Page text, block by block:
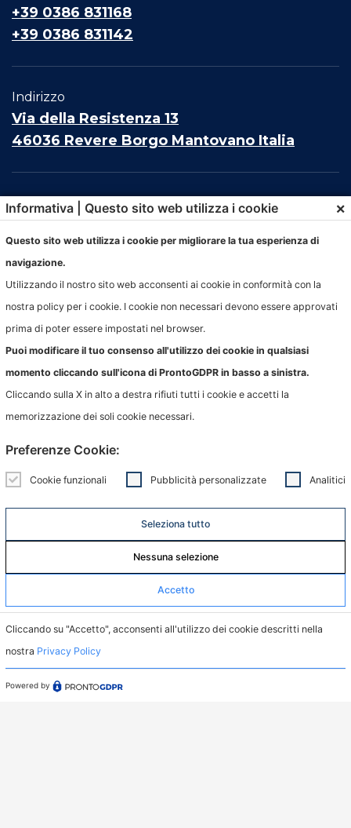
+39 0386 831168
+39 0386 831142
Indirizzo
Via della Resistenza 13
46036 Revere Borgo Mantovano Italia
© PigozziTech Srl
All rights reserved.
Privacy e cookie | developed byLUNA
Menu
Dove Operiamo
News
Informativa | Questo sito web utilizza i cookie ×
Questo sito web utilizza i cookie per migliorare la tua esperienza di
navigazione.
Utilizzando il nostro sito web acconsenti ai cookie in conformità con la
nostra policy per i cookie. I cookie non necessari devono essere approvati
prima di poter essere impostati nel browser.
Puoi modificare il tuo consenso all'utilizzo dei cookie in qualsiasi
momento cliccando sull'icona di ProntoGDPR in basso a sinistra.
Cliccando sulla X in alto a destra rifiuti tutti i cookie e accetti la
memorizzazione dei soli cookie necessari.
Preferenze Cookie:
Cookie funzionali Pubblicità personalizzate Analitici
Seleziona tutto
Nessuna selezione
Accetto
Cliccando su "Accetto", acconsenti all'utilizzo dei cookie descritti nella
nostra Privacy Policy
Powered by